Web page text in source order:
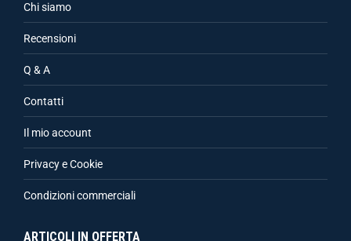
Chi siamo
Recensioni
Q & A
Contatti
Il mio account
Privacy e Cookie
Condizioni commerciali
ARTICOLI IN OFFERTA